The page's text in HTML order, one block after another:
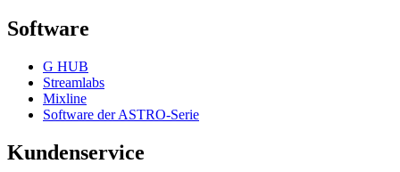
Software
G HUB
Streamlabs
Mixline
Software der ASTRO-Serie
Kundenservice